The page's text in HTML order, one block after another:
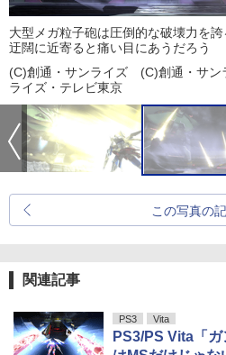
大型メガ粒子砲は圧倒的な破壊力を
迂闊に近寄ると痛い目にあうだろう
(C)創通・サンライズ (C)創通・サ
ライズ・テレビ東京
この写真の
関連記事
PS3 Vita
PS3/PS Vita「